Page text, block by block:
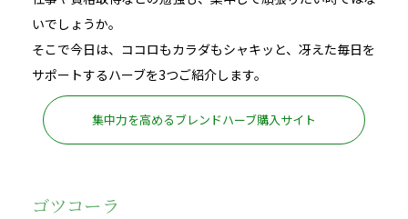
いでしょうか。
そこで今日は、ココロもカラダもシャキッと、冴えた毎日を
サポートするハーブを3つご紹介します。
集中力を高めるブレンドハーブ購入サイト
ゴツコーラ